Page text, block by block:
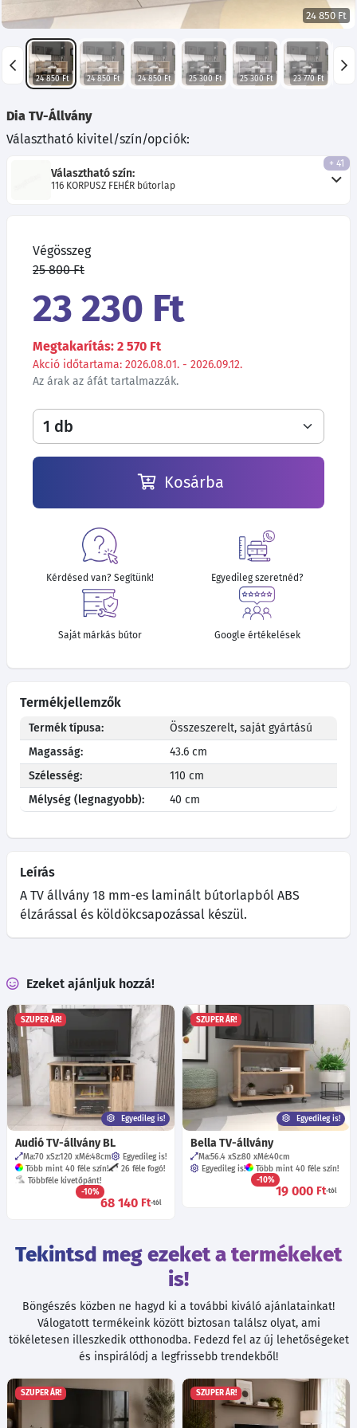
24 850 Ft
24 850 Ft 24 850 Ft 24 850 Ft 25 300 Ft 25 300 Ft 23 770 Ft
Dia TV-Állvány
Választható kivitel/szín/opciók:
Választható szín:
116 KORPUSZ FEHÉR bútorlap
+ 41
Végösszeg
25 800 Ft
23 230 Ft
Megtakarítás: 2 570 Ft
Akció időtartama: 2026.08.01. - 2026.09.12.
Az árak az áfát tartalmazzák.
Kosárba
Kérdésed van? Segítünk! Egyedileg szeretnéd?
Saját márkás bútor Google értékelések
Termékjellemzők
Termék típusa:
Összeszerelt, saját gyártású
Magasság:
43.6 cm
Szélesség:
110 cm
Mélység (legnagyobb):
40 cm
Leírás
A TV állvány 18 mm-es laminált bútorlapból ABS
élzárással és köldökcsapozással készül.
Ezeket ajánljuk hozzá!
SZUPER ÁR!
Egyedileg is!
Audió TV-állvány BL
Ma:70 Sz:120 Mé:48cm
Egyedileg is!
Több mint 40 féle szín!
26 féle fogó!
Többféle kivetőpánt!
-10%
68 140 Ft-tól
SZUPER ÁR!
Egyedileg is!
Bella TV-állvány
Ma:56.4 Sz:80 Mé:40cm
Egyedileg is!
Több mint 40 féle szín!
-10%
19 000 Ft-tól
Tekintsd meg ezeket a termékeket
is!
Böngészés közben ne hagyd ki a további kiváló ajánlatainkat!
Válogatott termékeink között biztosan találsz olyat, ami
tökéletesen illeszkedik otthonodba. Fedezd fel az új lehetőségeket
és inspirálódj a legfrissebb trendekből!
SZUPER ÁR! SZUPER ÁR!